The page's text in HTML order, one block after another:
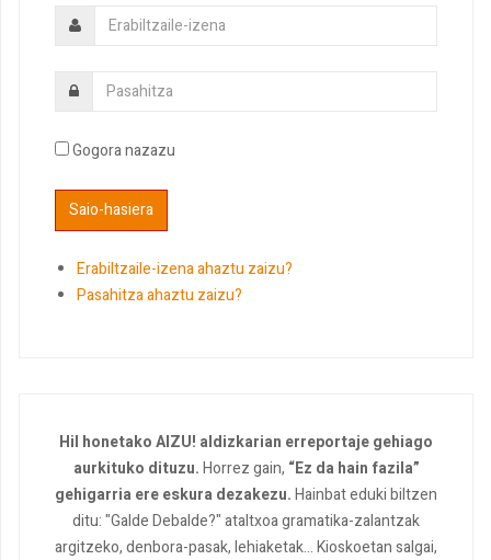
Gogora nazazu
Erabiltzaile-izena ahaztu zaizu?
Pasahitza ahaztu zaizu?
Hil honetako AIZU! aldizkarian erreportaje gehiago
aurkituko dituzu.Horrez gain, “Ez da hain fazila”
gehigarria ere eskura dezakezu.Hainbat eduki biltzen
ditu: "Galde Debalde?" ataltxoa gramatika-zalantzak
argitzeko, denbora-pasak, lehiaketak... Kioskoetan salgai,